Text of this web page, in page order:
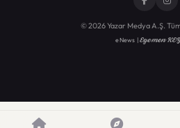
© 2026 Yazar Medya A.Ş. Tüm
eNews |Egemen